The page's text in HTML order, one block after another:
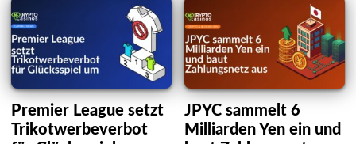
Premier League setzt
Trikotwerbeverbot
JPYC sammelt 6
Milliarden Yen ein und